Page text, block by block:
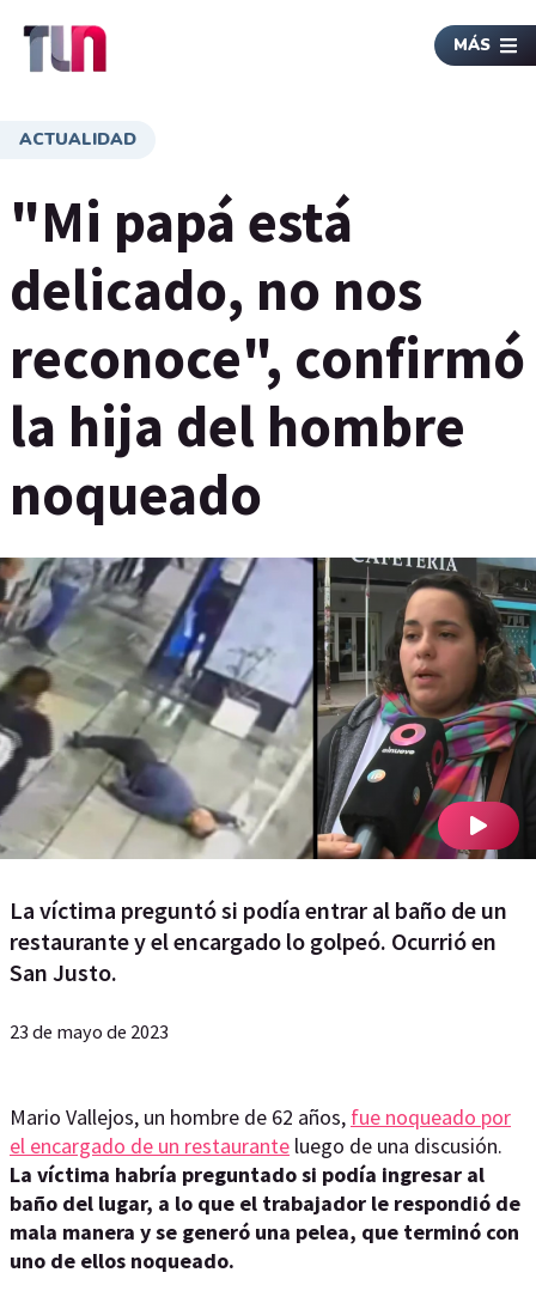
MÁS
ACTUALIDAD
"Mi papá está
delicado, no nos
reconoce", confirmó
la hija del hombre
noqueado
La víctima preguntó si podía entrar al baño de un
restaurante y el encargado lo golpeó. Ocurrió en
San Justo.
23 de mayo de 2023
Mario Vallejos, un hombre de 62 años, fue noqueado por
el encargado de un restaurante luego de una discusión.
La víctima habría preguntado si podía ingresar al
baño del lugar, a lo que el trabajador le respondió de
mala manera y se generó una pelea, que terminó con
uno de ellos noqueado.